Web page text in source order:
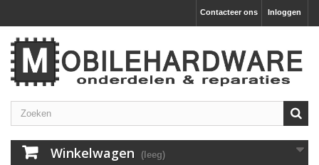
Inloggen
Contacteer ons
Winkelwagen (leeg)